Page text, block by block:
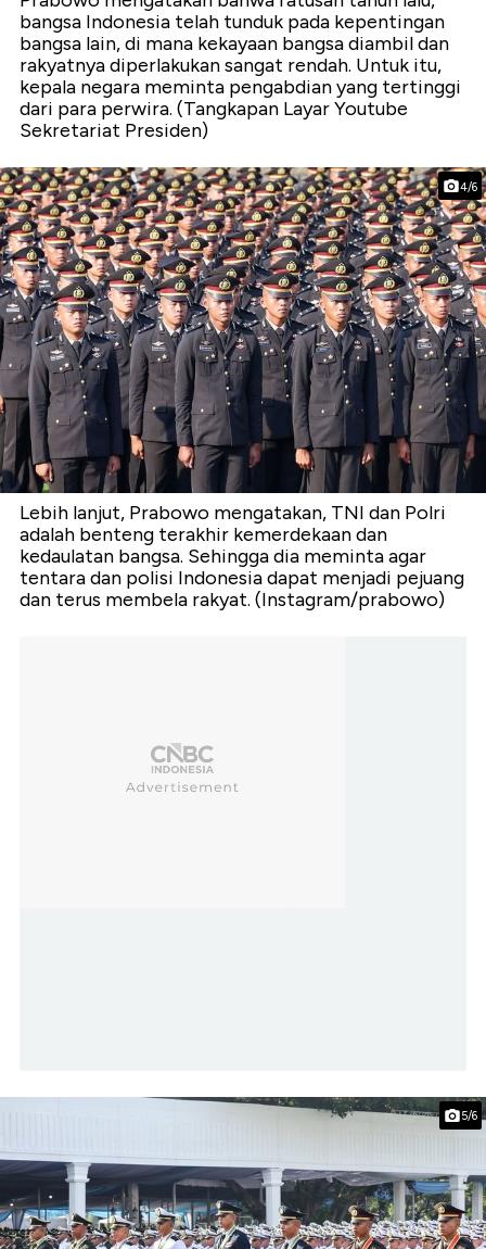
bangsa Indonesia telah tunduk pada kepentingan
bangsa lain, di mana kekayaan bangsa diambil dan
rakyatnya diperlakukan sangat rendah. Untuk itu,
kepala negara meminta pengabdian yang tertinggi
dari para perwira. (Tangkapan Layar Youtube
Sekretariat Presiden)
4/6
Lebih lanjut, Prabowo mengatakan, TNI dan Polri
adalah benteng terakhir kemerdekaan dan
kedaulatan bangsa. Sehingga dia meminta agar
tentara dan polisi Indonesia dapat menjadi pejuang
dan terus membela rakyat. (Instagram/prabowo)
5/6